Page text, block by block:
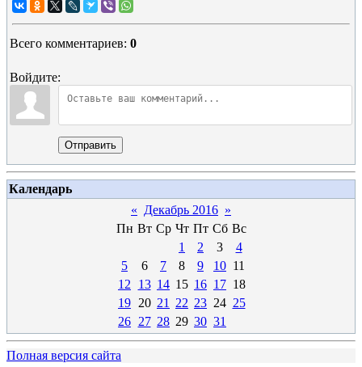
Всего комментариев: 0
Войдите:
Отправить
Календарь
« Декабрь 2016 »
Пн Вт Ср Чт Пт Сб Вс
1
2 3
4
5
6 7 8 9 10 11
12
13 14 15 16 17 18
19 20 21 22 23 24 25
26 27 28 29 30 31
Полная версия сайта